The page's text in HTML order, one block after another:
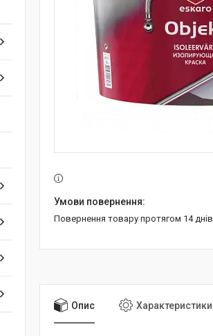
повернення товару протягом 14 днів
Опис Характеристики